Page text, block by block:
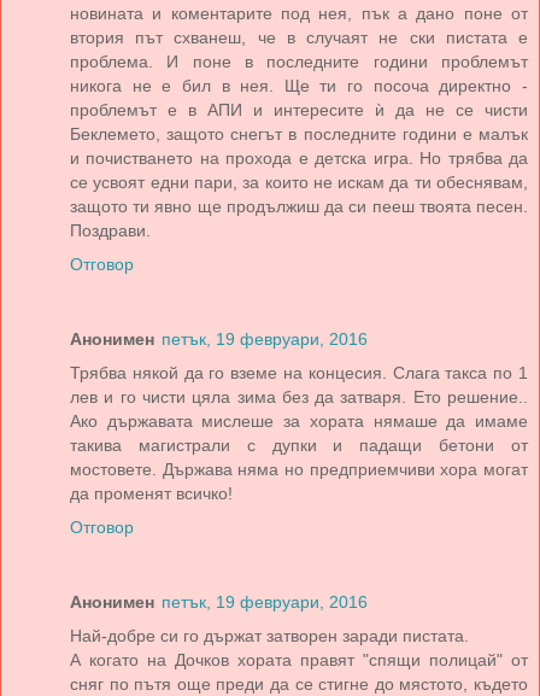
новината и коментарите под нея, пък а дано поне от
втория път схванеш, че в случаят не ски пистата е
проблема. И поне в последните години проблемът
никога не е бил в нея. Ще ти го посоча директно -
проблемът е в АПИ и интересите ѝ да не се чисти
Беклемето, защото снегът в последните години е малък
и почистването на прохода е детска игра. Но трябва да
се усвоят едни пари, за които не искам да ти обеснявам,
защото ти явно ще продължиш да си пееш твоята песен.
Поздрави.
Отговор
Анонимен петък, 19 февруари, 2016
Трябва някой да го вземе на концесия. Слага такса по 1
лев и го чисти цяла зима без да затваря. Ето решение..
Ако държавата мислеше за хората нямаше да имаме
такива магистрали с дупки и падащи бетони от
мостовете. Държава няма но предприемчиви хора могат
да променят всичко!
Отговор
Анонимен петък, 19 февруари, 2016
Най-добре си го държат затворен заради пистата.
А когато на Дочков хората правят "спящи полицай" от
сняг по пътя още преди да се стигне до мястото, където